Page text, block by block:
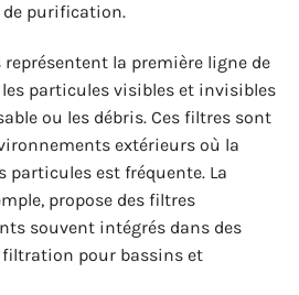
de purification.
la première ligne de
particules visibles et invisibles
ou les débris. Ces filtres sont
extérieurs où la
est fréquente. La
propose des filtres
souvent intégrés dans des
filtration pour bassins et